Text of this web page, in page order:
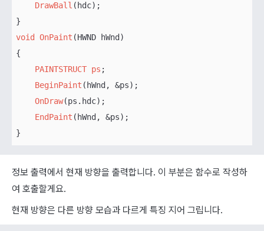
DrawBall (hdc);
void
OnPaint (HWND hWnd)
{
PAINTSTRUCT ps ;
BeginPaint (hWnd, &ps);
OnDraw(ps.hdc);
EndPaint (hWnd, &ps);
}
정보 출력에서 현재 방향을 출력합니다. 이 부분은 함수로 작성하
여 호출할게요.
현재 방향은 다른 방향 모습과 다르게 특징 지어 그립니다.